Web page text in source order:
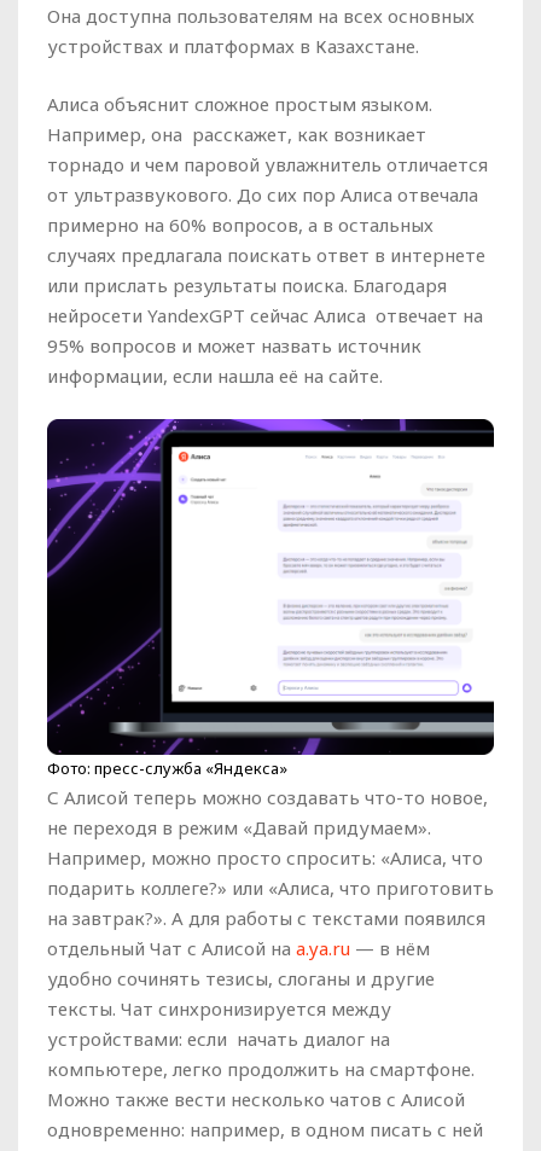
Она доступна пользователям на всех основных
устройствах и платформах в Казахстане.
Алиса объяснит сложное простым языком.
Например, она расскажет, как возникает
торнадо и чем паровой увлажнитель отличается
от ультразвукового. До сих пор Алиса отвечала
примерно на 60% вопросов, а в остальных
случаях предлагала поискать ответ в интернете
или прислать результаты поиска. Благодаря
нейросети YandexGPT сейчас Алиса отвечает на
95% вопросов и может назвать источник
информации, если нашла её на сайте.
Фото: пресс-служба «Яндекса»
С Алисой теперь можно создавать что-то новое,
не переходя в режим «Давай придумаем».
Например, можно просто спросить: «Алиса, что
подарить коллеге?» или «Алиса, что приготовить
на завтрак?». А для работы с текстами появился
отдельный Чат с Алисой на a.ya.ru — в нём
удобно сочинять тезисы, слоганы и другие
тексты. Чат синхронизируется между
устройствами: если начать диалог на
компьютере, легко продолжить на смартфоне.
Можно также вести несколько чатов с Алисой
одновременно: например, в одном писать с ней